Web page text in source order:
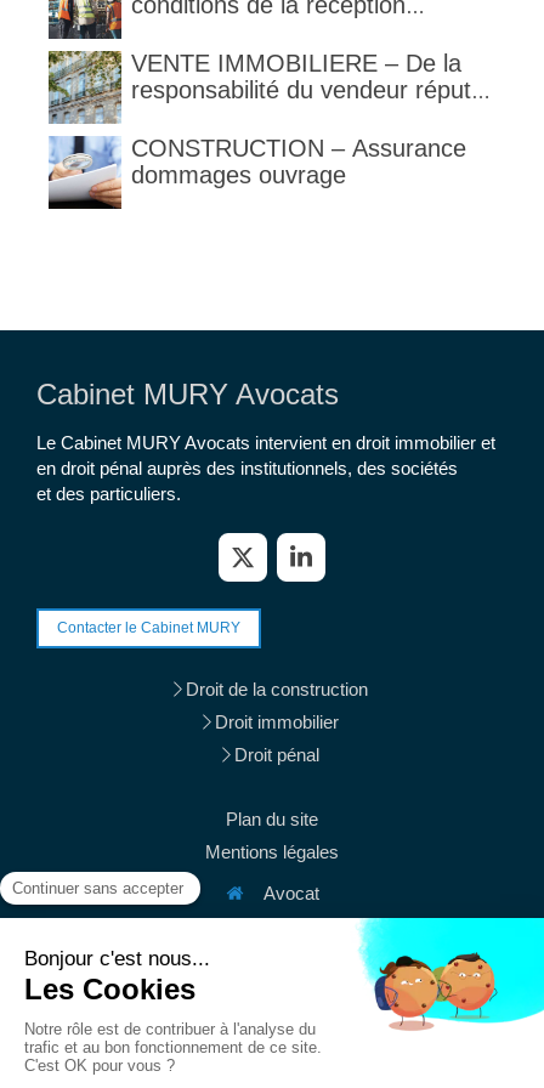
VENTE IMMOBILIERE – De la
responsabilité du vendeur réputé
1792 et suivants du code civil
CONSTRUCTION – Assurance
dommages ouvrage
Cabinet MURY Avocats
Le Cabinet MURY Avocats intervient en droit immobilier et
en droit pénal auprès des institutionnels, des sociétés
et des particuliers.
Contacter le Cabinet MURY
Droit de la construction
Droit immobilier
Droit pénal
Plan du site
Mentions légales
Avocat
38 rue du Mont Thabor
Afficher le téléphone
contact@mury-avocats.fr